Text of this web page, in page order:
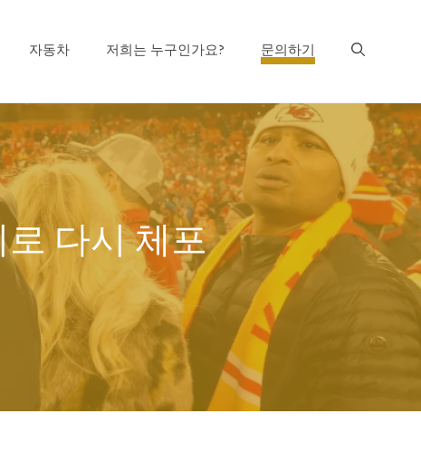
자동차 저희는 누구인가요? 문의하기
다시 체포